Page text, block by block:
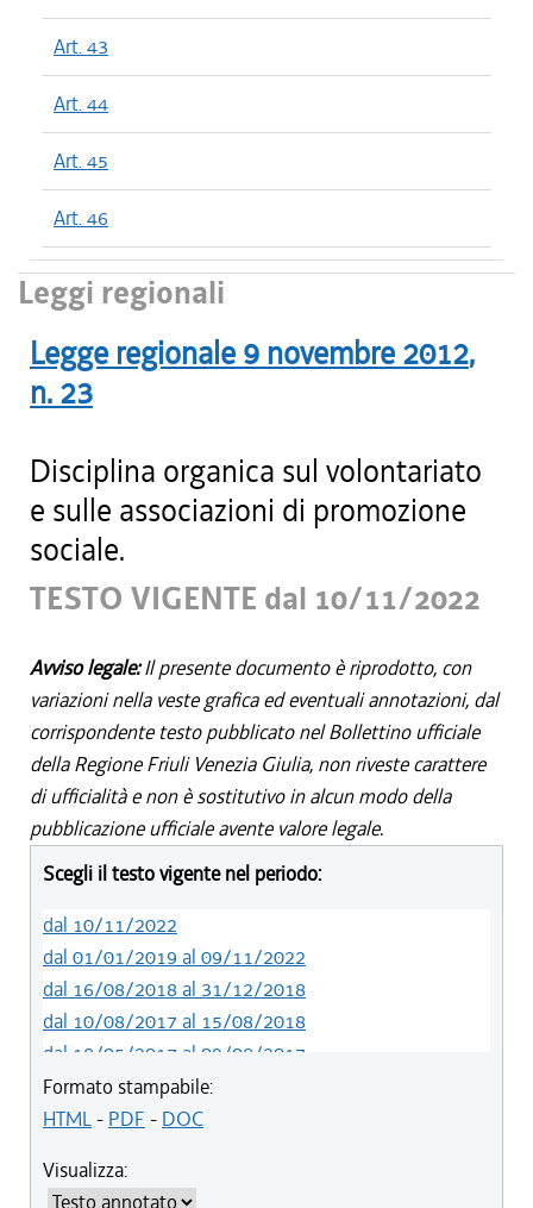
Art. 43
Art. 44
Art. 45
Art. 46
Leggi regionali
Legge regionale 9 novembre 2012,
n. 23
Disciplina organica sul volontariato
e sulle associazioni di promozione
sociale.
TESTO VIGENTE dal 10/11/2022
Avviso legale:Il presente documento è riprodotto, con
variazioni nella veste grafica ed eventuali annotazioni, dal
corrispondente testo pubblicato nel Bollettino ufficiale
della Regione Friuli Venezia Giulia, non riveste carattere
di ufficialità e non è sostitutivo in alcun modo della
pubblicazione ufficiale avente valore legale.
Scegli il testo vigente nel periodo:
dal 10/11/2022
dal 01/01/2019 al 09/11/2022
dal 16/08/2018 al 31/12/2018
dal 10/08/2017 al 15/08/2018
dal 18/05/2017 al 09/08/2017
dal 13/08/2016 al 17/05/2017
dal 13/01/2016 al 12/08/2016
dal 07/01/2015 al 30/03/2015
Formato stampabile:
HTML- PDF - DOC
Visualizza: